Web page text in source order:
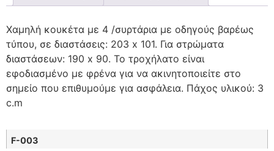
Χαμηλή κουκέτα με 4 /συρτάρια με οδηγούς βαρέως
τύπου, σε διαστάσεις: 203 x 101. Για στρώματα
διαστάσεων: 190 x 90. Το τροχήλατο είναι
εφοδιασμένο με φρένα για να ακινητοποιείτε στο
σημείο που επιθυμούμε για ασφάλεια. Πάχος υλικού: 3
c.m
F-003